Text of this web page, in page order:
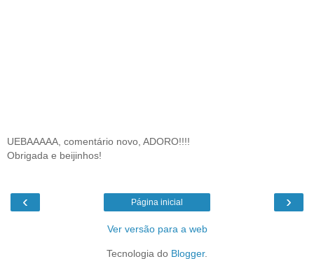
UEBAAAAA, comentário novo, ADORO!!!!
Obrigada e beijinhos!
‹ ›
Página inicial
Ver versão para a web
Tecnologia do Blogger.